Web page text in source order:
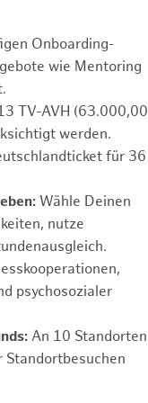
Onboarding-
wie Mentoring
TV-AVH (63.000,00
werden.
für 36
Wähle Deinen
nutze
psychosozialer
An 10 Standorten
Standortbesuchen